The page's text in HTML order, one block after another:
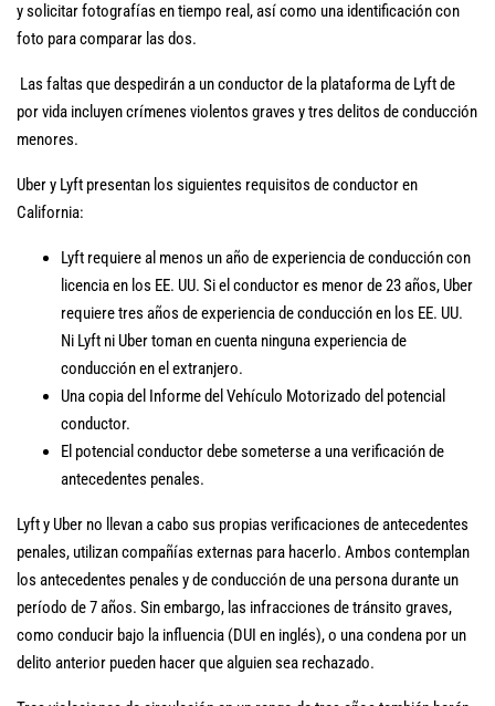
y solicitar fotografías en tiempo real, así como una identificación con
foto para comparar las dos.
Las faltas que despedirán a un conductor de la plataforma de Lyft de
por vida incluyen crímenes violentos graves y tres delitos de conducción
menores.
Uber y Lyft presentan los siguientes requisitos de conductor en
California:
Lyft requiere al menos un año de experiencia de conducción con
licencia en los EE. UU. Si el conductor es menor de 23 años, Uber
requiere tres años de experiencia de conducción en los EE. UU.
Ni Lyft ni Uber toman en cuenta ninguna experiencia de
conducción en el extranjero.
Una copia del Informe del Vehículo Motorizado del potencial
conductor.
El potencial conductor debe someterse a una verificación de
antecedentes penales.
Lyft y Uber no llevan a cabo sus propias verificaciones de antecedentes
penales, utilizan compañías externas para hacerlo. Ambos contemplan
los antecedentes penales y de conducción de una persona durante un
período de 7 años. Sin embargo, las infracciones de tránsito graves,
como conducir bajo la influencia (DUI en inglés), o una condena por un
delito anterior pueden hacer que alguien sea rechazado.